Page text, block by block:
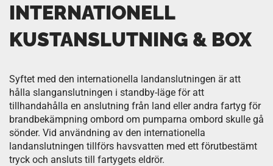
INTERNATIONELL
KUSTANSLUTNING & BOX
Syftet med den internationella landanslutningen är att
hålla slanganslutningen i standby-läge för att
tillhandahålla en anslutning från land eller andra fartyg för
brandbekämpning ombord om pumparna ombord skulle gå
sönder. Vid användning av den internationella
landanslutningen tillförs havsvatten med ett förutbestämt
tryck och ansluts till fartygets eldrör.